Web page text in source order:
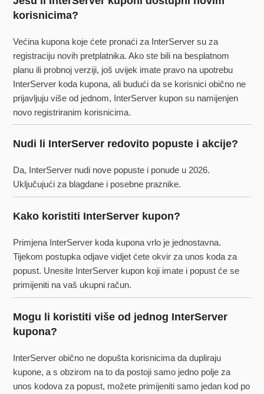
korisnicima?
Većina kupona koje ćete pronaći za InterServer su za
registraciju novih pretplatnika. Ako ste bili na besplatnom
planu ili probnoj verziji, još uvijek imate pravo na upotrebu
InterServer koda kupona, ali budući da se korisnici obično ne
prijavljuju više od jednom, InterServer kupon su namijenjen
novo registriranim korisnicima.
Nudi li InterServer redovito popuste i akcije?
Da, InterServer nudi nove popuste i ponude u 2026.
Uključujući za blagdane i posebne praznike.
Kako koristiti InterServer kupon?
Primjena InterServer koda kupona vrlo je jednostavna.
Tijekom postupka odjave vidjet ćete okvir za unos koda za
popust. Unesite InterServer kupon koji imate i popust će se
primijeniti na vaš ukupni račun.
Mogu li koristiti više od jednog InterServer
kupona?
InterServer obično ne dopušta korisnicima da dupliraju
kupone, a s obzirom na to da postoji samo jedno polje za
unos kodova za popust, možete primijeniti samo jedan kod po